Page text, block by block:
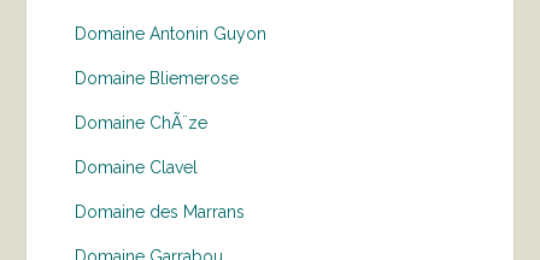
Domaine Antonin Guyon
Domaine Bliemerose
Domaine ChÃ¨ze
Domaine Clavel
Domaine des Marrans